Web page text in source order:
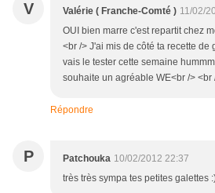
V Valérie ( Franche-Comté ) 11/02/
OUI bien marre c'est repartit chez
<br /> J'ai mis de côté ta recette de
vais le tester cette semaine
souhaite un agréable WE<br /> <br
Répondre
P Patchouka 10/02/2012 22:37
très très sympa tes petites galettes